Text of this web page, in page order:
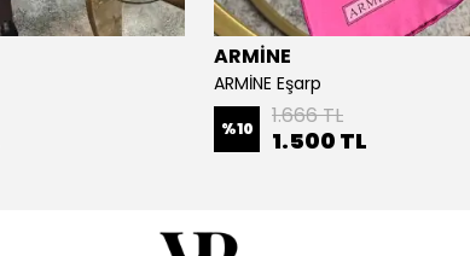
ARMİNE
ARMİNE Eşarp
%10 1.666 TL
1.500 TL